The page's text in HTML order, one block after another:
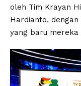
oleh Tim Krayan
Hardianto,
yang baru mereka